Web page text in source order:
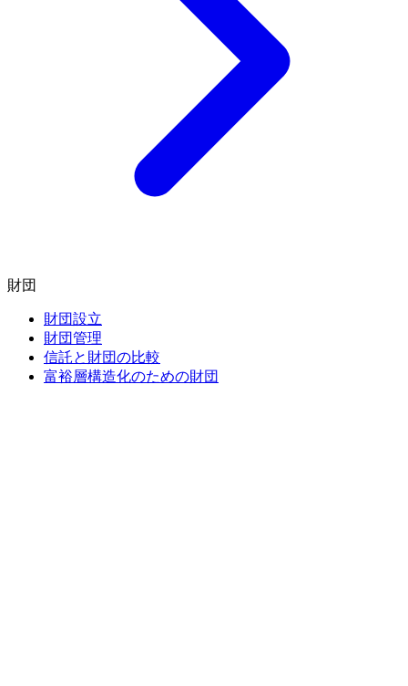
財団
財団設立
財団管理
信託と財団の比較
富裕層構造化のための財団